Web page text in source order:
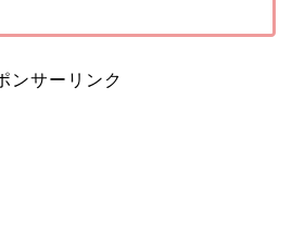
ンサーリンク